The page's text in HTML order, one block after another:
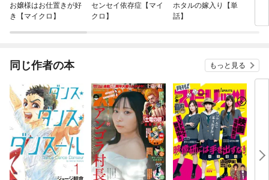
お嬢様はお仕置きが好
き【マイクロ】
センセイ依存症【マイ
クロ】
ホタルの嫁入り【単
話】
奴
同じ作者の本 もっと見る